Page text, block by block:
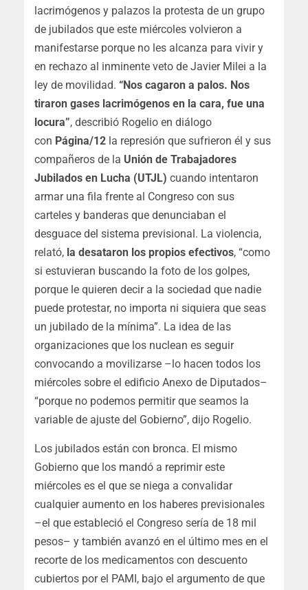
lacrimógenos y palazos la protesta de un grupo
de jubilados que este miércoles volvieron a
manifestarse porque no les alcanza para vivir y
en rechazo al inminente veto de Javier Milei a la
ley de movilidad. “Nos cagaron a palos. Nos
tiraron gases lacrimógenos en la cara, fue una
locura”, describió Rogelio en diálogo
con Página/12 la represión que sufrieron él y sus
compañeros de la Unión de Trabajadores
Jubilados en Lucha (UTJL) cuando intentaron
armar una fila frente al Congreso con sus
carteles y banderas que denunciaban el
desguace del sistema previsional. La violencia,
relató, la desataron los propios efectivos, “como
si estuvieran buscando la foto de los golpes,
porque le quieren decir a la sociedad que nadie
puede protestar, no importa ni siquiera que seas
un jubilado de la mínima”. La idea de las
organizaciones que los nuclean es seguir
convocando a movilizarse –lo hacen todos los
miércoles sobre el edificio Anexo de Diputados–
“porque no podemos permitir que seamos la
variable de ajuste del Gobierno”, dijo Rogelio.
Los jubilados están con bronca. El mismo
Gobierno que los mandó a reprimir este
miércoles es el que se niega a convalidar
cualquier aumento en los haberes previsionales
–el que estableció el Congreso sería de 18 mil
pesos– y también avanzó en el último mes en el
recorte de los medicamentos con descuento
cubiertos por el PAMI, bajo el argumento de que